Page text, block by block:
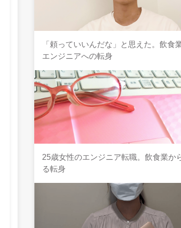
「頼っていいんだな」と思えた。飲食
エンジニアへの転身
25歳女性のエンジニア転職。飲食業か
る転身